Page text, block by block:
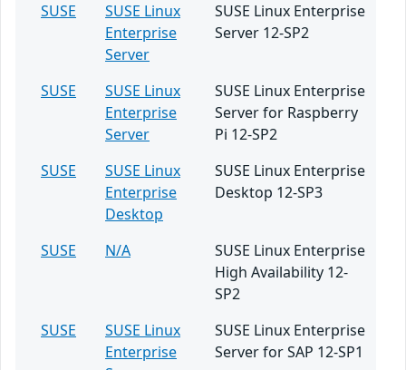
SUSE
SUSE Linux
Enterprise
Server
SUSE Linux Enterprise
Server 12-SP2
SUSE
SUSE Linux
Enterprise
Server
SUSE Linux Enterprise
Server for Raspberry
Pi 12-SP2
SUSE
SUSE Linux
Enterprise
Desktop
SUSE Linux Enterprise
Desktop 12-SP3
SUSE N/A
SUSE Linux Enterprise
High Availability 12-
SP2
SUSE
SUSE Linux
Enterprise
SUSE Linux Enterprise
Server for SAP 12-SP1